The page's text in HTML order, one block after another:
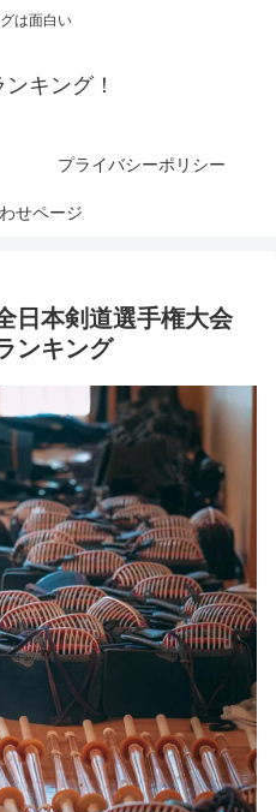
は面白い
キング！
プライバシーポリシー
せページ
日本剣道選手権大会
ンキング